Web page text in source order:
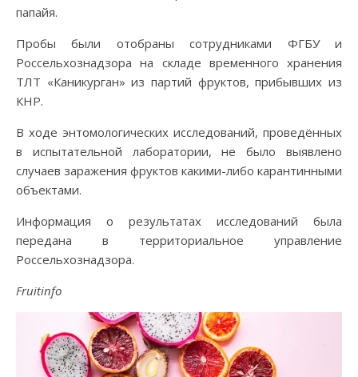
папайя.
Пробы были отобраны сотрудниками ФГБУ и
Россельхознадзора на складе временного хранения
ТЛТ «Каникурган» из партий фруктов, прибывших из
КНР.
В ходе энтомологических исследований, проведённых
в испытательной лаборатории, не было выявлено
случаев заражения фруктов какими-либо карантинными
объектами.
Информация о результатах исследований была
передана в территориальное управление
Россельхознадзора.
Fruitinfo